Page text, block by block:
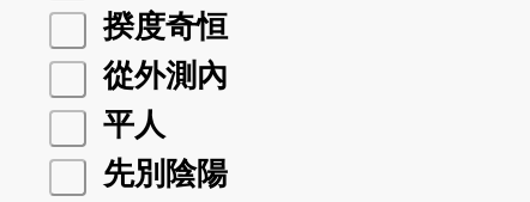
揆度奇恒
從外測內
平人
先別陰陽